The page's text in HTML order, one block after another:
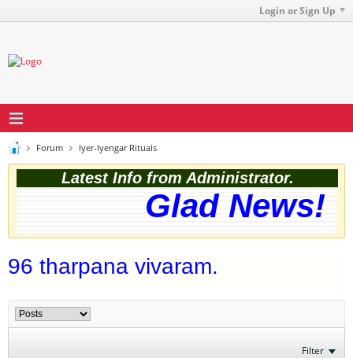
Login or Sign Up
Forum Iyer-Iyengar Rituals
Latest Info from Administrator.
Glad News!
96 tharpana vivaram.
Filter